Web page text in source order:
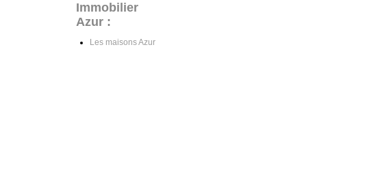
Immobilier
Azur :
Les maisons Azur